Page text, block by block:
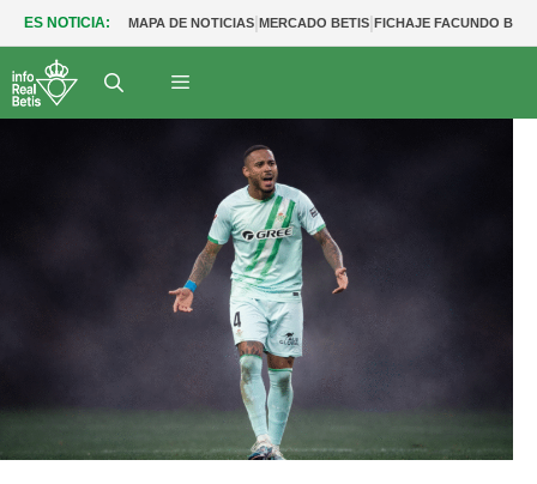
ES NOTICIA: MAPA DE NOTICIAS|MERCADO BETIS|FICHAJE FACUNDO